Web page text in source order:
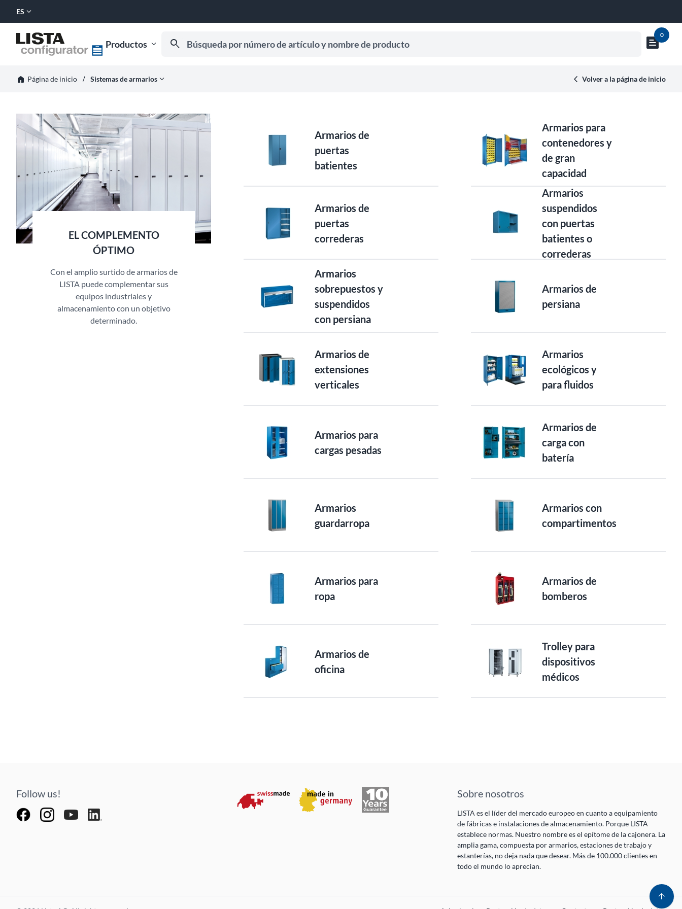
SELECCIONAR
ES expand_more
Productos expand_more Búsqueda por número de artículo y nombre de producto
search
Mostrar
text_snippet0
home Página de iniciohorizontal_ruleSistemas de armarios expand_more Volver a la página de inicio
EL COMPLEMENTO
ÓPTIMO
Con el amplio surtido de armarios de
LISTA puede complementar sus
equipos industriales y
almacenamiento con un objetivo
determinado.
Armarios de
puertas
batientes
Armarios para
contenedores y
de gran
capacidad
Armarios de
puertas
correderas
Armarios
suspendidos
con puertas
batientes o
correderas
Armarios
sobrepuestos y
suspendidos
con persiana
Armarios de
persiana
Armarios de
extensiones
verticales
Armarios
ecológicos y
para fluidos
Armarios para
cargas pesadas
Armarios de
carga con
batería
Armarios
guardarropa
Armarios con
compartimentos
Armarios para
ropa
Armarios de
bomberos
Armarios de
oficina
Trolley para
dispositivos
médicos
arrow_upward
Follow us! Sobre nosotros
LISTA es el líder del mercado europeo en cuanto a equipamiento
de fábricas e instalaciones de almacenamiento. Porque LISTA
establece normas. Nuestro nombre es el epítome de la cajonera. La
amplia gama, compuesta por armarios, estaciones de trabajo y
estanterías, no deja nada que desear. Más de 100.000 clientes en
todo el mundo lo aprecian.